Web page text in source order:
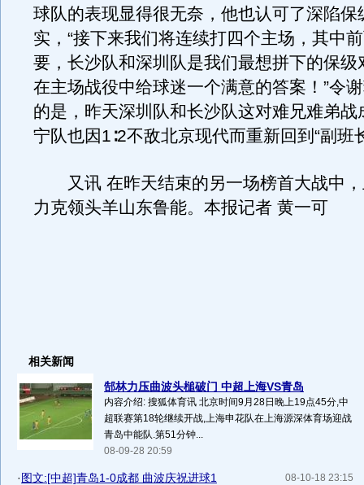
球队的表现显得很无奈，他也认可了深陷保
实，“接下来我们将连续打四个主场，其中
要，长沙队和深圳队是我们最想拼下的保级
在主场战役中给球迷一个满意的答案！”令
的是，昨天深圳队和长沙队这对难兄难弟战
宁队也因1∶2不敌北京现代而重新回到“副班
又讯 在昨天结束的另一场榜首大战中，
力克领头羊山东鲁能。本报记者 黄一可
相关新闻
郜林力压曲波头槌破门 中超上海VS青岛
内容介绍: 搜狐体育讯 北京时间9月28日晚上19点45分,中
超联赛第18轮继续开战,上海申花队在上海源深体育场迎战
青岛中能队.第51分钟...
08-09-28 20:59
08-10-18 23:15
·图文:[中超]青岛1-0成都 曲波庆祝进球1